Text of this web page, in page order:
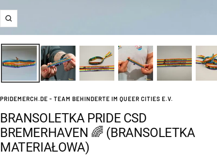
Powiększ
PRIDEMERCH.DE - TEAM BEHINDERTE IM QUEER CITIES E.V.
BRANSOLETKA PRIDE CSD
BREMERHAVEN 🌈 (BRANSOLETKA
MATERIAŁOWA)